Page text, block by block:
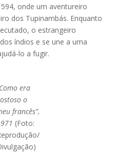
onde um aventureiro
dos Tupinambás. Enquanto
o estrangeiro
índios e se une a uma
lo a fugir.
era
o
francês”,
(Foto: